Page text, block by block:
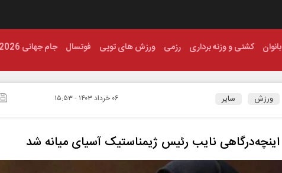
بانوان کشتی و وزنه برداری رزمی ورزش های توپی فوتسال جام جهانی 2026
ورزش سایر ۰۶ خرداد ۱۴۰۳ - ۱۵:۵۳
اینچه‌درگاهی نایب رئیس ژیمناستیک آسیای میانه شد